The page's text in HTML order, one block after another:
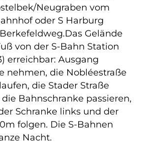
Neugraben vom
oder S Harburg
Gelände
von der S-Bahn Station
erreichbar: Ausgang
nehmen, die Nobléestraße
die Stader Straße
Bahnschranke passieren,
Schranke links und der
folgen. Die S-Bahnen
Nacht.